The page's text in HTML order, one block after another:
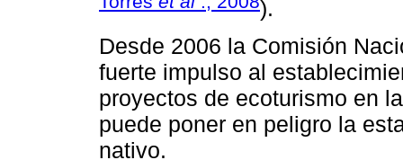
).
Desde 2006 la Comisión
fuerte impulso al
proyectos de ecoturismo en
puede poner en peligro la
nativo.